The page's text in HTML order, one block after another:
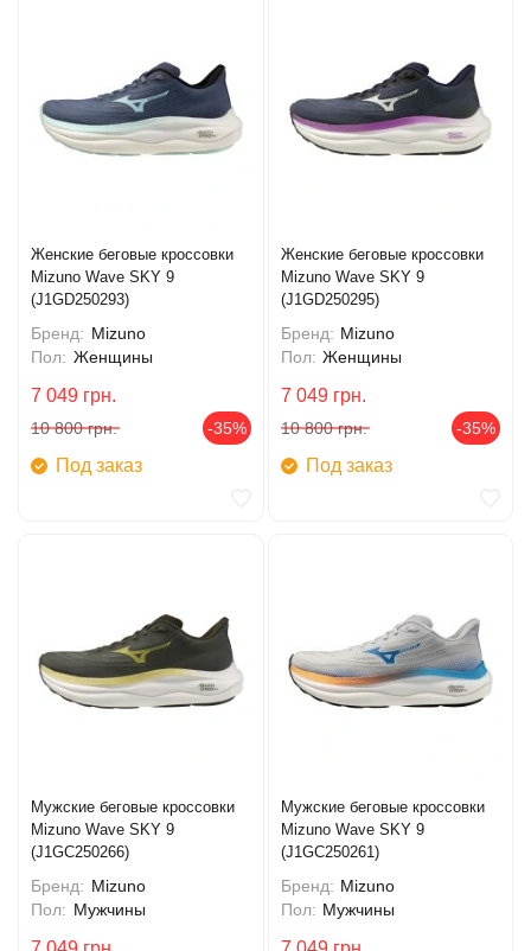
Женские беговые кроссовки
Mizuno Wave SKY 9
(J1GD250293)
Бренд: Mizuno
Пол: Женщины
7 049 грн.
10 800 грн. -35%
Под заказ
Женские беговые кроссовки
Mizuno Wave SKY 9
(J1GD250295)
Бренд: Mizuno
Пол: Женщины
7 049 грн.
10 800 грн. -35%
Под заказ
Мужские беговые кроссовки
Mizuno Wave SKY 9
(J1GC250266)
Бренд: Mizuno
Пол: Мужчины
Мужские беговые кроссовки
Mizuno Wave SKY 9
(J1GC250261)
Бренд: Mizuno
Пол: Мужчины